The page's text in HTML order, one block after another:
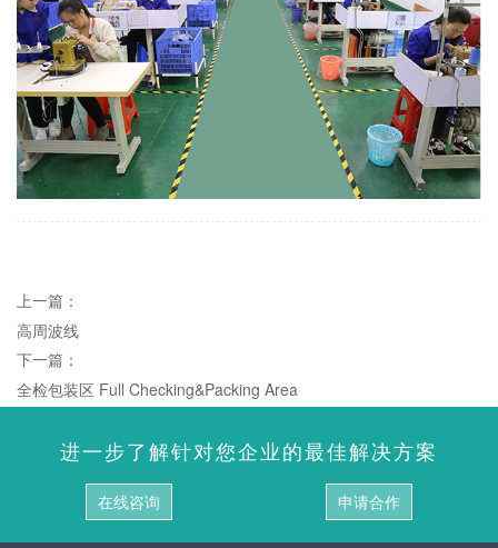
上一篇：
高周波线
下一篇：
全检包装区 Full Checking&Packing Area
进一步了解针对您企业的最佳解决方案
在线咨询 申请合作